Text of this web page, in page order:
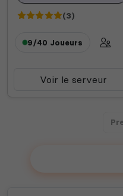
(3)
9/40 Joueurs
Voir le serveur